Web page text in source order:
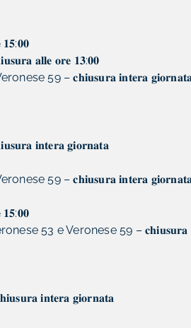
𝟏𝟓:𝟎𝟎
𝐚𝐥𝐥𝐞 𝐨𝐫𝐞 𝟏𝟑:𝟎𝟎
59 – 𝐜𝐡𝐢𝐮𝐬𝐮𝐫𝐚 𝐢𝐧𝐭𝐞𝐫𝐚
𝐢𝐧𝐭𝐞𝐫𝐚 𝐠𝐢𝐨𝐫𝐧𝐚𝐭𝐚
59 – 𝐜𝐡𝐢𝐮𝐬𝐮𝐫𝐚 𝐢𝐧𝐭𝐞𝐫𝐚
𝟏𝟓:𝟎𝟎
53 e Veronese 59 – 𝐜𝐡𝐢𝐮𝐬𝐮𝐫𝐚
𝐢𝐧𝐭𝐞𝐫𝐚 𝐠𝐢𝐨𝐫𝐧𝐚𝐭𝐚